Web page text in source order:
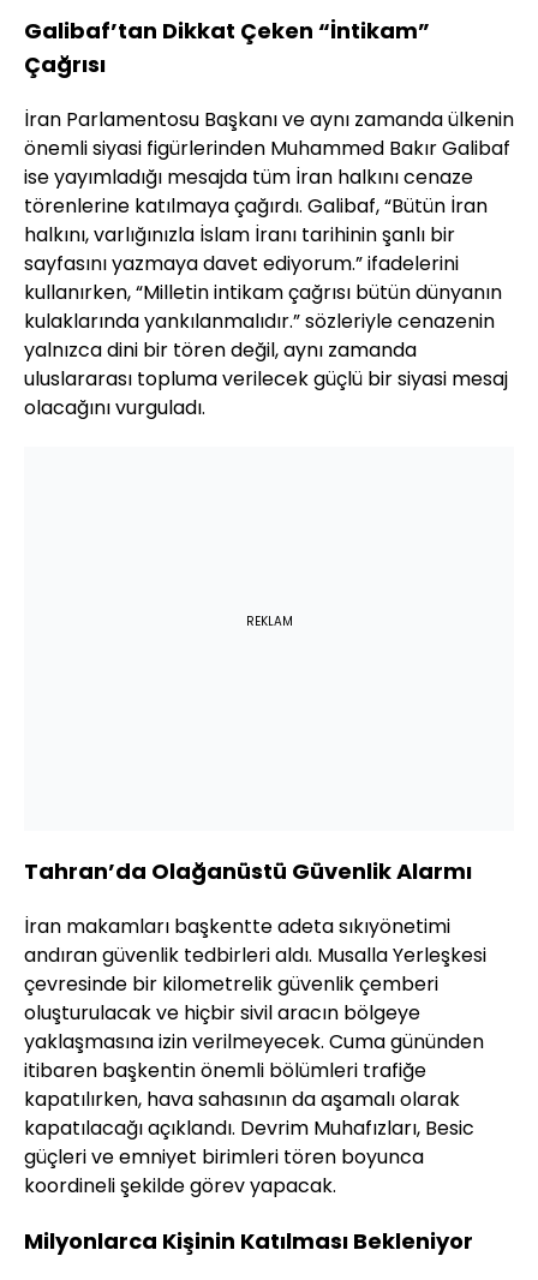
Galibaf’tan Dikkat Çeken “İntikam”
Çağrısı
İran Parlamentosu Başkanı ve aynı zamanda ülkenin
önemli siyasi figürlerinden Muhammed Bakır Galibaf
ise yayımladığı mesajda tüm İran halkını cenaze
törenlerine katılmaya çağırdı. Galibaf, “Bütün İran
halkını, varlığınızla İslam İranı tarihinin şanlı bir
sayfasını yazmaya davet ediyorum.” ifadelerini
kullanırken, “Milletin intikam çağrısı bütün dünyanın
kulaklarında yankılanmalıdır.” sözleriyle cenazenin
yalnızca dini bir tören değil, aynı zamanda
uluslararası topluma verilecek güçlü bir siyasi mesaj
olacağını vurguladı.
REKLAM
Tahran’da Olağanüstü Güvenlik Alarmı
İran makamları başkentte adeta sıkıyönetimi
andıran güvenlik tedbirleri aldı. Musalla Yerleşkesi
çevresinde bir kilometrelik güvenlik çemberi
oluşturulacak ve hiçbir sivil aracın bölgeye
yaklaşmasına izin verilmeyecek. Cuma gününden
itibaren başkentin önemli bölümleri trafiğe
kapatılırken, hava sahasının da aşamalı olarak
kapatılacağı açıklandı. Devrim Muhafızları, Besic
güçleri ve emniyet birimleri tören boyunca
koordineli şekilde görev yapacak.
Milyonlarca Kişinin Katılması Bekleniyor